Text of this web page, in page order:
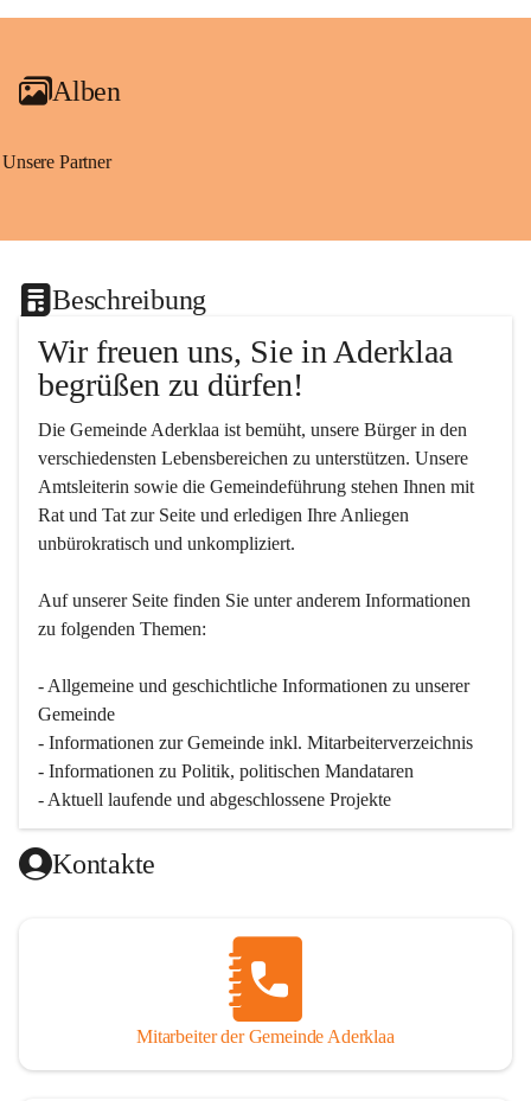
+2
Alben
Unsere Partner
Beschreibung
Wir freuen uns, Sie in Aderklaa
begrüßen zu dürfen!
Die Gemeinde Aderklaa ist bemüht, unsere Bürger in den
verschiedensten Lebensbereichen zu unterstützen. Unsere
Amtsleiterin sowie die Gemeindeführung stehen Ihnen mit
Rat und Tat zur Seite und erledigen Ihre Anliegen
unbürokratisch und unkompliziert.
Auf unserer Seite finden Sie un­ter an­de­rem Informationen
zu folgenden Themen:
- Allgemeine und geschichtliche Informationen zu unserer
Gemeinde
- Informationen zur Gemeinde inkl. Mitarbeiterverzeichnis
- Informationen zu Politik, politischen Mandataren
- Aktuell laufende und abgeschlossene Projekte
Kontakte
Mitarbeiter der Gemeinde Aderklaa